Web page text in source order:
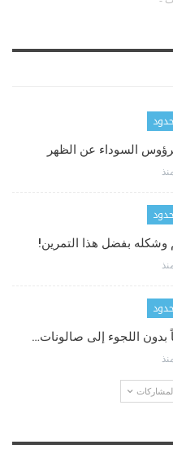
وشكله بفضل هذا التمرين!
اللجوء إلى صالونات…